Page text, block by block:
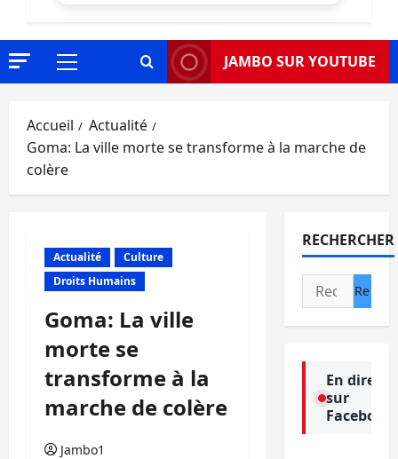
Menu
JAMBO SUR YOUTUBE
Accueil
Actualité
Goma: La ville morte se transforme à la marche de
colère
Actualité
Culture
Droits Humains
Goma: La ville
morte se
transforme à la
marche de colère
Jambo1
RECHERCHER
Rechercher :
En direct
sur
Facebook